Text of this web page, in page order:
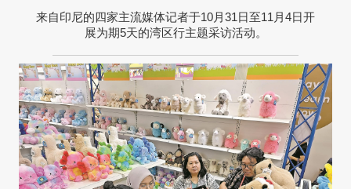
来自印尼的四家主流媒体记者于10月31日至11月4日开
展为期5天的湾区行主题采访活动。